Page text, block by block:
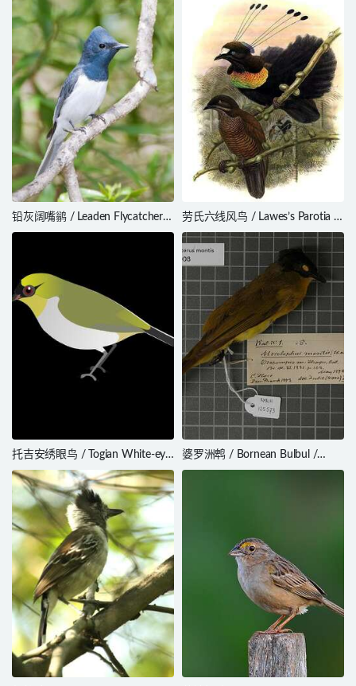
lauterbachi
铅灰阔嘴鹟 / Leaden Flycatcher /
Myiagra rubecula
劳氏六线风鸟 / Lawes’s Parotia /
Parotia lawesii
托吉安绣眼鸟 / Togian White-eye
/ Zosterops somadikartai
婆罗洲鹎 / Bornean Bulbul /
Rubigula montis